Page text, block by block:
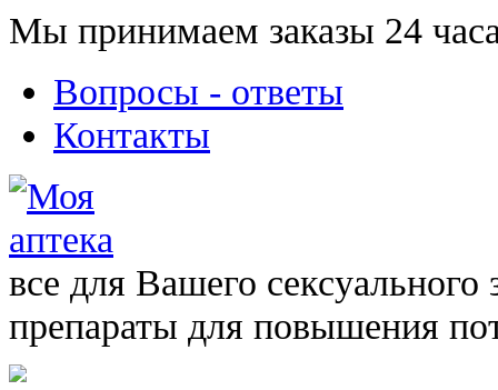
Мы принимаем заказы 24
Вопросы - ответы
Контакты
все для Вашего сексуального
препараты для повышения